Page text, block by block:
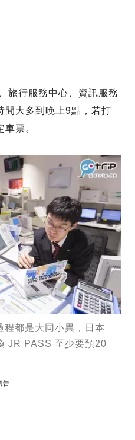
旅行服務中心、資訊服務
間大多到晚上9點，若打
票。
都是大同小異，日本
JR PASS 至少要預20
告